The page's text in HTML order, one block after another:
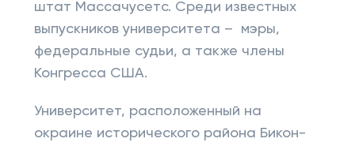
штат Массачусетс. Среди известных
выпускников университета – мэры,
федеральные судьи, а также члены
Конгресса США.
Университет, расположенный на
окраине исторического района Бикон-